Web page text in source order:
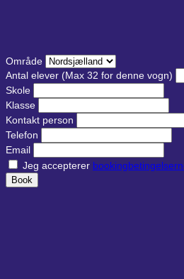
Område
Antal elever (Max 32 for denne vogn)
Skole
Klasse
Kontakt person
Telefon
Email
Jeg accepterer
Book